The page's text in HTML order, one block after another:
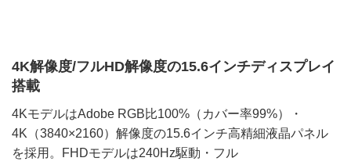
4K解像度/フルHD解像度の15.6インチディスプレイ
搭載
4KモデルはAdobe RGB比100%（カバー率99%）・
4K（3840×2160）解像度の15.6インチ高精細液晶パネル
を採用。FHDモデルは240Hz駆動・フル